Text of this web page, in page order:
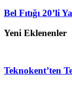
Bel Fıtığı 20’li
Yeni Eklenenler
Teknokent’ten